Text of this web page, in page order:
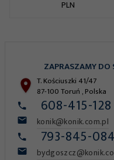
PLN
608-415-128
konik@konik.com.pl
ZAPRASZAMY DO
T. Kościuszki 41/47
87-100Toruń ,Polska
793-845-084